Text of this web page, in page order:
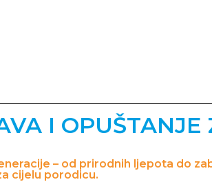
I OPUŠTANJE
– od prirodnih ljepota do
cijelu porodicu.